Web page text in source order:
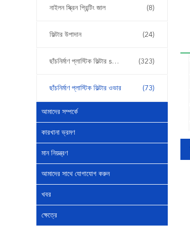
নাইলন স্ক্রিন প্রিন্টিং জাল (8)
ফিল্টার উপাদান (24)
ছাঁচনির্মাণ প্লাস্টিক ফিল্টার sertোকান (323)
ছাঁচনির্মাণ প্লাস্টিক ফিল্টার ওভার (73)
আমাদের সম্পর্কে
কারখানা ভ্রমণ
মান নিয়ন্ত্রণ
আমাদের সাথে যোগাযোগ করুন
খবর
ক্ষেত্রে